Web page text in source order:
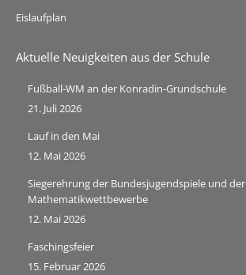
Eislaufplan
Aktuelle Neuigkeiten aus der Schule
Fußball-WM an der Konradin-Grundschule
21. Juli 2026
Lauf in den Mai
12. Mai 2026
Siegerehrung der Bundesjugendspiele und der
Mathematikwettbewerbe
12. Mai 2026
Faschingsfeier
15. Februar 2026